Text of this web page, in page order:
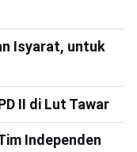
Isyarat, untuk
II di Lut Tawar
Independen